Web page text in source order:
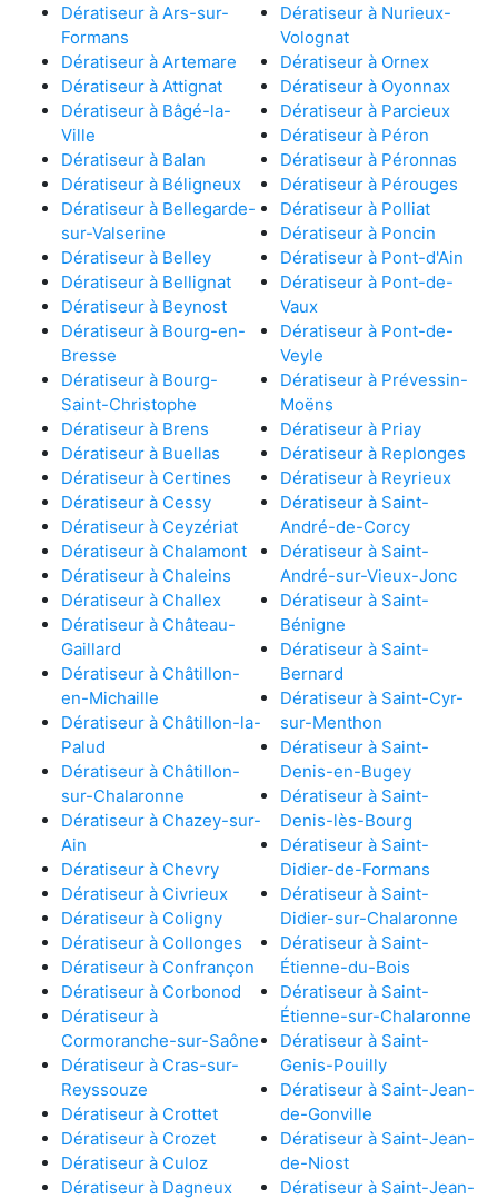
Dératiseur à Ars-sur-
Formans
Dératiseur à Artemare
Dératiseur à Attignat
Dératiseur à Bâgé-la-
Ville
Dératiseur à Balan
Dératiseur à Béligneux
Dératiseur à Bellegarde-
sur-Valserine
Dératiseur à Belley
Dératiseur à Bellignat
Dératiseur à Beynost
Dératiseur à Bourg-en-
Bresse
Dératiseur à Bourg-
Saint-Christophe
Dératiseur à Brens
Dératiseur à Buellas
Dératiseur à Certines
Dératiseur à Cessy
Dératiseur à Ceyzériat
Dératiseur à Chalamont
Dératiseur à Chaleins
Dératiseur à Challex
Dératiseur à Château-
Gaillard
Dératiseur à Châtillon-
en-Michaille
Dératiseur à Châtillon-la-
Palud
Dératiseur à Châtillon-
sur-Chalaronne
Dératiseur à Chazey-sur-
Ain
Dératiseur à Chevry
Dératiseur à Civrieux
Dératiseur à Coligny
Dératiseur à Collonges
Dératiseur à Confrançon
Dératiseur à Corbonod
Dératiseur à
Cormoranche-sur-Saône
Dératiseur à Cras-sur-
Reyssouze
Dératiseur à Crottet
Dératiseur à Crozet
Dératiseur à Culoz
Dératiseur à Dagneux
Dératiseur à Nurieux-
Volognat
Dératiseur à Ornex
Dératiseur à Oyonnax
Dératiseur à Parcieux
Dératiseur à Péron
Dératiseur à Péronnas
Dératiseur à Pérouges
Dératiseur à Polliat
Dératiseur à Poncin
Dératiseur à Pont-d'Ain
Dératiseur à Pont-de-
Vaux
Dératiseur à Pont-de-
Veyle
Dératiseur à Prévessin-
Moëns
Dératiseur à Priay
Dératiseur à Replonges
Dératiseur à Reyrieux
Dératiseur à Saint-
André-de-Corcy
Dératiseur à Saint-
André-sur-Vieux-Jonc
Dératiseur à Saint-
Bénigne
Dératiseur à Saint-
Bernard
Dératiseur à Saint-Cyr-
sur-Menthon
Dératiseur à Saint-
Denis-en-Bugey
Dératiseur à Saint-
Denis-lès-Bourg
Dératiseur à Saint-
Didier-de-Formans
Dératiseur à Saint-
Didier-sur-Chalaronne
Dératiseur à Saint-
Étienne-du-Bois
Dératiseur à Saint-
Étienne-sur-Chalaronne
Dératiseur à Saint-
Genis-Pouilly
Dératiseur à Saint-Jean-
de-Gonville
Dératiseur à Saint-Jean-
de-Niost
Dératiseur à Saint-Jean-